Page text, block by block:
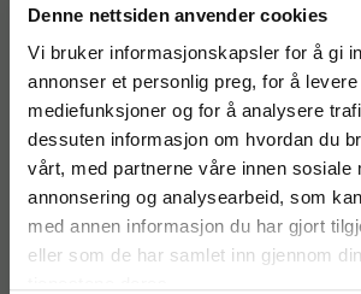
Denne nettsiden anvender cookies
Vi bruker informasjonskapsler for å gi
annonser et personlig preg, for å
mediefunksjoner og for å analysere
dessuten informasjon om hvordan du
vårt, med partnerne våre innen sosiale
annonsering og analysearbeid, som
med annen informasjon du har gjort
eller som de har samlet inn gjennom
- Papir vekt: 160g/m²
- Format: A3
- Antall: 250 ark
- Sertifisering: Aldringsbestandig (ISO
Antal i förpackning: 250